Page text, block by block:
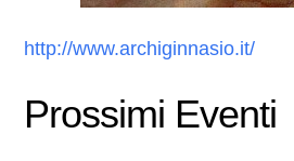
http://www.archiginnasio.it/
Prossimi Eventi